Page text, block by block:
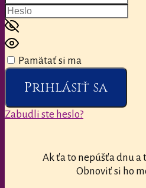
Pamätať si ma
Prihlásiť sa
Zabudli ste heslo?
Ak ťa to nepúšťa dnu a
Obnoviť si ho